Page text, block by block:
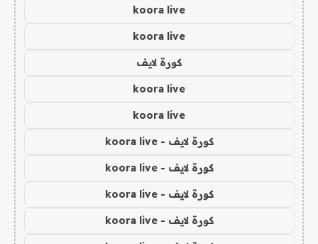
koora live
koora live
كورة لايف
koora live
koora live
كورة لايف - koora live
كورة لايف - koora live
كورة لايف - koora live
كورة لايف - koora live